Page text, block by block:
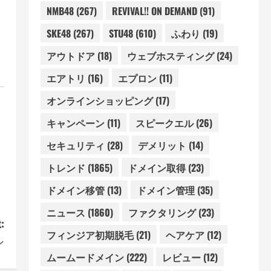
NMB48(267) REVIVAL!! ON DEMAND(91)
SKE48(267) STU48(610) ふわり (19)
アウトドア(18) ウェブホスティング(24)
エアトリ (16) エプロン(11)
オンラインショッピング(17)
キャンペーン(11) スピークエル(26)
セキュリティ (28) デメリット (14)
トレンド (1865) ドメイン取得(23)
ドメイン移管(13) ドメイン管理 (35)
ニュース (1860) ファクタリング(23)
フィンジア初期脱毛(21) ヘアケア(12)
ムームードメイン(222) レビュー(12)